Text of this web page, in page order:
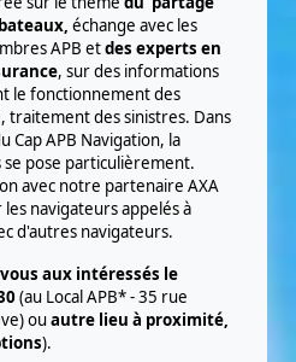
échange avec les
APB etdes experts en
, sur des informations
le fonctionnement des
traitement des sinistres. Dans
Cap APB Navigation, la
se pose particulièrement.
avec notre partenaire AXA
navigateurs appelés à
d'autres navigateurs.
aux intéressés le
(au Local APB* - 35 rue
ouautre lieu à proximité,
).